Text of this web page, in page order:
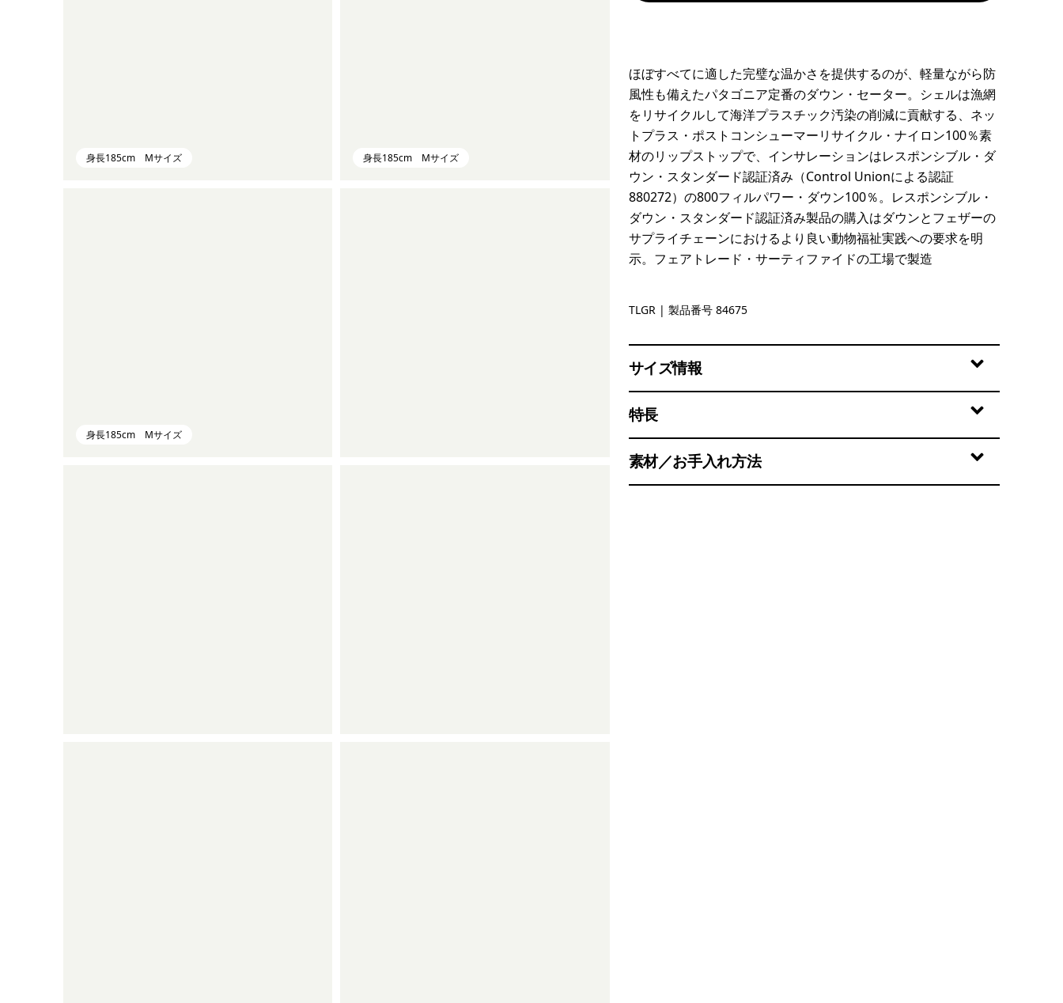
身長185cm Mサイズ 身長185cm Mサイズ
身長185cm Mサイズ
ほぼすべてに適した完璧な温かさを提供するのが、軽量ながら防
風性も備えたパタゴニア定番のダウン・セーター。シェルは漁網
をリサイクルして海洋プラスチック汚染の削減に貢献する、ネッ
トプラス・ポストコンシューマーリサイクル・ナイロン100％素
材のリップストップで、インサレーションはレスポンシブル・ダ
ウン・スタンダード認証済み（Control Unionによる認証
880272）の800フィルパワー・ダウン100％。レスポンシブル・
ダウン・スタンダード認証済み製品の購入はダウンとフェザーの
サプライチェーンにおけるより良い動物福祉実践への要求を明
示。フェアトレード・サーティファイドの工場で製造
Treeline Green
TLGR | 製品番号 84675
サイズ情報
特長
素材／お手入れ方法